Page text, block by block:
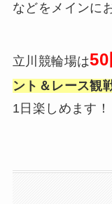
などをメインに
立川競輪場は
ント＆レース観
1日楽しめます！